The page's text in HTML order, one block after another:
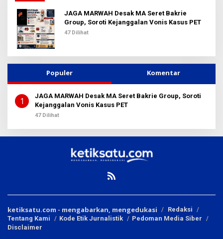
t
u
JAGA MARWAH Desak MA Seret Bakrie
Group, Soroti Kejanggalan Vonis Kasus PET
47 Dilihat
Populer Komentar
1
JAGA MARWAH Desak MA Seret Bakrie Group, Soroti
Kejanggalan Vonis Kasus PET
47 Dilihat
ketiksatu.com - mengabarkan, mengedukasi
Redaksi
Tentang Kami
Kode Etik Jurnalistik
Pedoman Media Siber
Disclaimer